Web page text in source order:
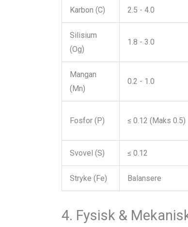
Karbon (C) 2.5 - 4.0
Silisium
(Og)
1.8 - 3.0
Mangan
(Mn)
0.2 - 1.0
Fosfor (P) ≤ 0.12 (Maks 0.5)
Svovel (S) ≤ 0.12
Stryke (Fe) Balansere
4. Fysisk &